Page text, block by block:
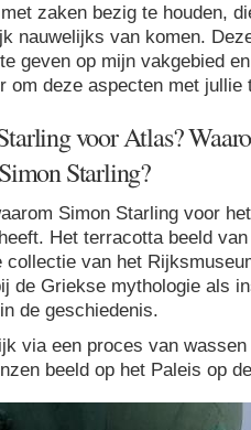
zaken bezig te houden,
nauwelijks van komen.
geven op mijn vakgebied
om deze aspecten met jullie
voor Atlas?
Starling?
Simon Starling voor
Het terracotta beeld
collectie van het
de Griekse mythologie als
de geschiedenis.
via een proces van
beeld op het Paleis op